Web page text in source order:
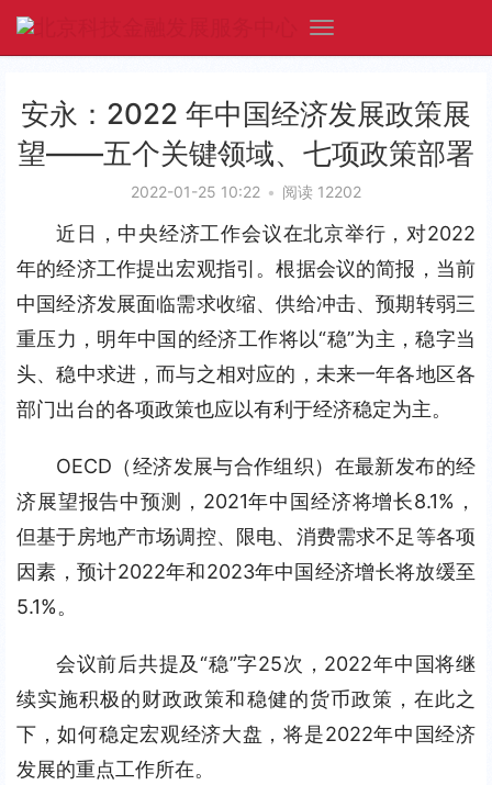
安永：2022 年中国经济发展政策展
望——五个关键领域、七项政策部署
2022-01-25 10:22 • 阅读 12202
近日，中央经济工作会议在北京举行，对2022
年的经济工作提出宏观指引。根据会议的简报，当前
中国经济发展面临需求收缩、供给冲击、预期转弱三
重压力，明年中国的经济工作将以“稳”为主，稳字当
头、稳中求进，而与之相对应的，未来一年各地区各
部门出台的各项政策也应以有利于经济稳定为主。
OECD（经济发展与合作组织）在最新发布的经
济展望报告中预测，2021年中国经济将增长8.1%，
但基于房地产市场调控、限电、消费需求不足等各项
因素，预计2022年和2023年中国经济增长将放缓至
5.1%。
会议前后共提及“稳”字25次，2022年中国将继
续实施积极的财政政策和稳健的货币政策，在此之
下，如何稳定宏观经济大盘，将是2022年中国经济
发展的重点工作所在。